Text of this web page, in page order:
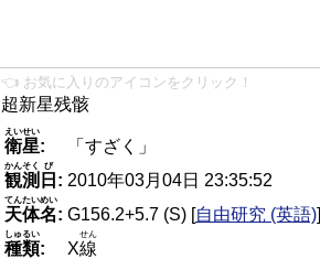
👈 お気に入りのアイコンをクリック！
超新星残骸
衛星
えいせい
:
「すざく」
観測
かんそく
日
び
: 2010年03月04日 23:35:52
天体名
てんたいめい
: G156.2+5.7 (S) [自由研究 (英語)]
種類
しゅるい
: X線
せん